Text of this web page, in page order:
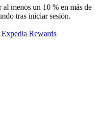
menos un 10 % en más de
tras iniciar sesión.
Rewards